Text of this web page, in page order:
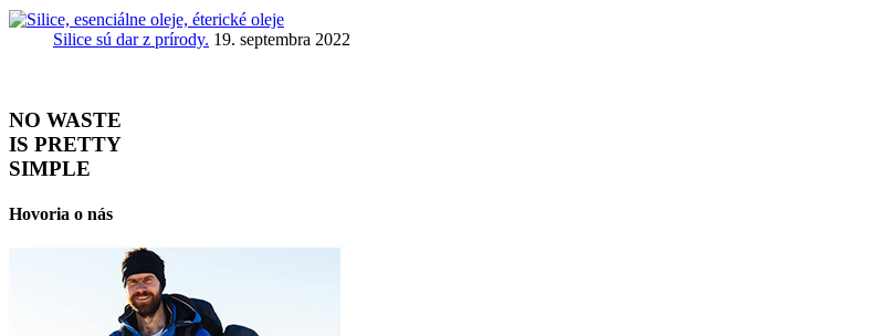
Silice sú dar z prírody. 19. septembra 2022
NO WASTE
IS PRETTY
SIMPLE
Hovoria o nás